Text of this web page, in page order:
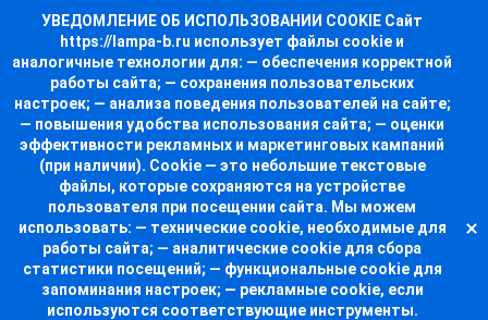
УВЕДОМЛЕНИЕ ОБ ИСПОЛЬЗОВАНИИ COOKIE Сайт
https://lampa-b.ru использует файлы cookie и
аналогичные технологии для: — обеспечения корректной
работы сайта; — сохранения пользовательских
настроек; — анализа поведения пользователей на сайте;
— повышения удобства использования сайта; — оценки
эффективности рекламных и маркетинговых кампаний
(при наличии). Cookie — это небольшие текстовые
файлы, которые сохраняются на устройстве
пользователя при посещении сайта. Мы можем
использовать: — технические cookie, необходимые для
работы сайта; — аналитические cookie для сбора
статистики посещений; — функциональные cookie для
запоминания настроек; — рекламные cookie, если
используются соответствующие инструменты.